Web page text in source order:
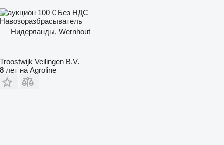
100 € Без НДС
Навозоразбрасыватель
Нидерланды, Wernhout
Troostwijk Veilingen B.V.
8 лет на Agroline